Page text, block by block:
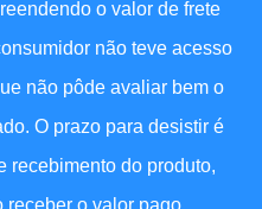
o valor de frete
não teve acesso
não pôde avaliar bem o
O prazo para desistir é
recebimento do produto,
receber o valor pago